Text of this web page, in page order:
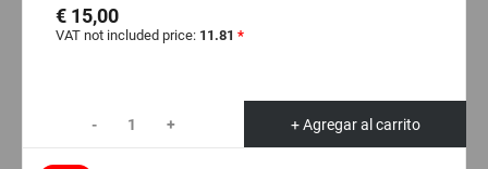
€ 15,00
VAT not included price: 11.81 *
- + + Agregar al carrito